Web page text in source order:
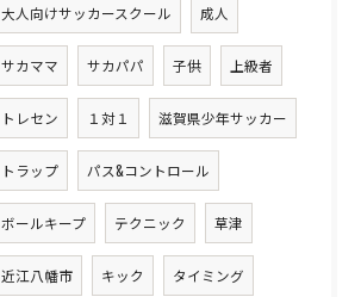
大人向けサッカースクール 成人
サカママ サカパパ 子供 上級者
トレセン １対１ 滋賀県少年サッカー
トラップ パス&コントロール
ボールキープ テクニック 草津
近江八幡市 キック タイミング